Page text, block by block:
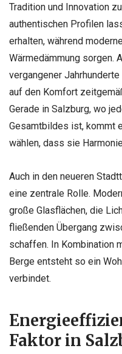
Tradition und Innovation
authentischen Profilen
erhalten, während
Wärmedämmung sorgen.
vergangener
auf den Komfort
Gerade in Salzburg, wo
Gesamtbildes ist, kommt
wählen, dass sie
Auch in den neueren
eine zentrale Rolle.
große Glasflächen, die
fließenden Übergang
schaffen. In Kombination
Berge entsteht so ein
verbindet.
Faktor in